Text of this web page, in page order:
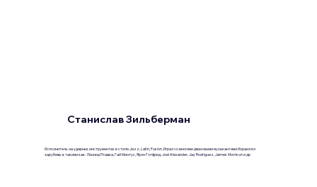
Исполнитель на ударных инструментах в стиле Jazz, Latin, Fusion. Играл со многими джазовыми музыкантами Израиля и
зарубежья, такими как: Леонид Пташка, Гай Минтус, Ярон Готфрид, Joel Alexander, Jay Rodriguez, James Morrison и др
Станислав Зильберман